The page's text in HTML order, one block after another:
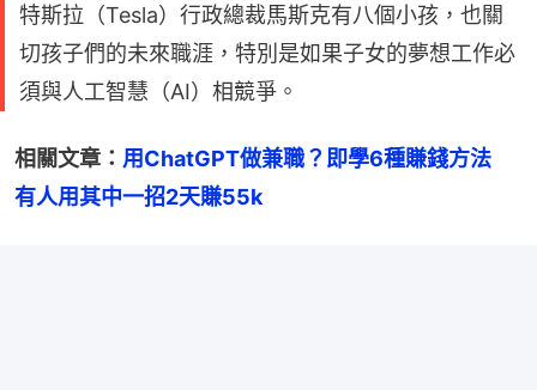
特斯拉（Tesla）行政總裁馬斯克有八個小孩，也關
切孩子們的未來職涯，特別是如果子女的夢想工作必
須與人工智慧（AI）相競爭。
相關文章： 用ChatGPT做兼職？即學6種賺錢方法
有人用其中一招2天賺55k